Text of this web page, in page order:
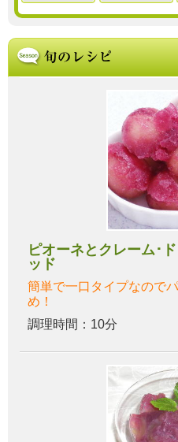
ピオーネとクレーム･
ッド
簡単で一口タイプなので
め！
調理時間：10分